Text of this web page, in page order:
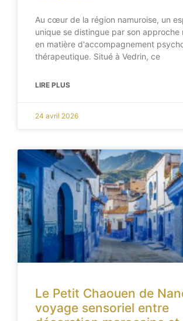
Au cœur de la région namuroise, un
unique se distingue par son approche
en matière d'accompagnement
thérapeutique. Situé à Vedrin, ce
LIRE PLUS
24 avril 2026
Le Petit Chaouen de
voyage sensoriel entre